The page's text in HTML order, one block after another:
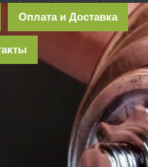
Оплата и Доставка